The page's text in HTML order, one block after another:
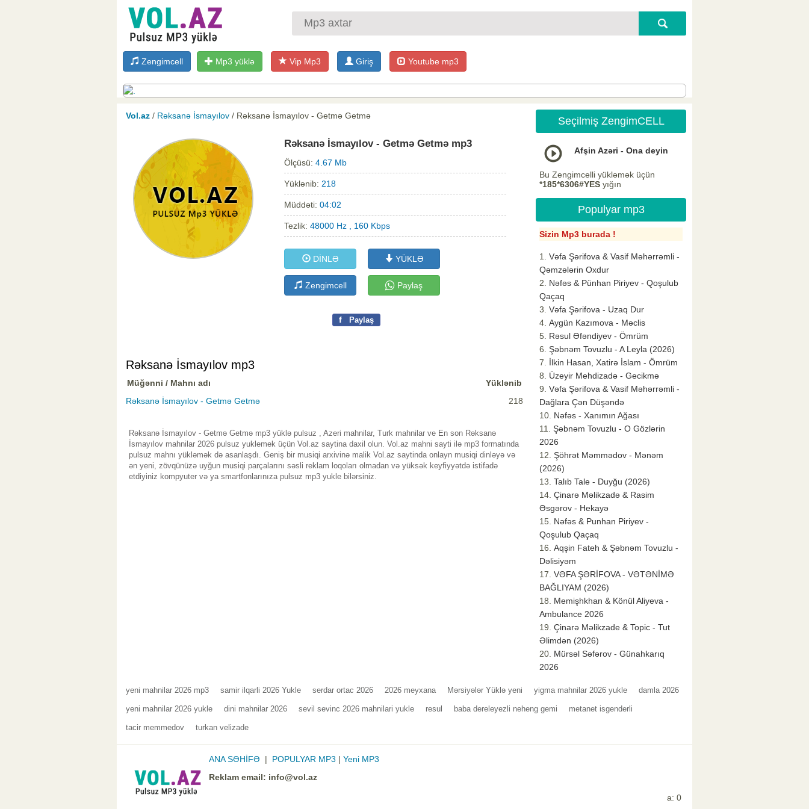
Zengimcell Mp3 yüklə Vip Mp3 Giriş Youtube mp3
Vol.az / Rəksanə İsmayılov / Rəksanə İsmayılov - Getmə Getmə
Rəksanə İsmayılov - Getmə Getmə mp3
Ölçüsü: 4.67 Mb
Yüklənib: 218
Müddəti: 04:02
Tezlik: 48000 Hz , 160 Kbps
DİNLƏ YÜKLƏ
Zengimcell Paylaş
f Paylaş
Rəksanə İsmayılov mp3
Müğənni / Mahnı adı
Yüklənib
Rəksanə İsmayılov - Getmə Getmə
218
Rəksanə İsmayılov - Getmə Getmə mp3 yüklə pulsuz , Azeri mahnilar, Turk mahnilar ve En son Rəksanə
İsmayılov mahnilar 2026 pulsuz yuklemek üçün Vol.az saytina daxil olun. Vol.az mahni sayti ilə mp3 formatında
pulsuz mahnı yükləmək də asanlaşdı. Geniş bir musiqi arxivinə malik Vol.az saytinda onlayn musiqi dinləyə və
ən yeni, zövqünüzə uyğun musiqi parçalarını səsli reklam loqoları olmadan və yüksək keyfiyyətdə istifadə
etdiyiniz kompyuter və ya smartfonlarınıza pulsuz mp3 yukle bilərsiniz.
Seçilmiş ZengimCELL
Afşin Azəri - Ona deyin
Bu Zengimcelli yükləmək üçün
*185*6306#YES yığın
Populyar mp3
Sizin Mp3 burada !
Vəfa Şərifova & Vasif Məhərrəmli -
Qəmzələrin Oxdur
Nəfəs & Pünhan Piriyev - Qoşulub
Qaçaq
Vəfa Şərifova - Uzaq Dur
Aygün Kazımova - Məclis
Rəsul Əfəndiyev - Ömrüm
Şəbnəm Tovuzlu - A Leyla (2026)
İlkin Hasan, Xatirə İslam - Ömrüm
Üzeyir Mehdizadə - Gecikmə
Vəfa Şərifova & Vasif Məhərrəmli -
Dağlara Çən Düşəndə
Nəfəs - Xanımın Ağası
Şəbnəm Tovuzlu - O Gözlərin
2026
Şöhrət Məmmədov - Mənəm
(2026)
Talıb Tale - Duyğu (2026)
Çinarə Məlikzadə & Rasim
Əsgərov - Hekayə
Nəfəs & Punhan Piriyev -
Qoşulub Qaçaq
Aqşin Fateh & Şəbnəm Tovuzlu -
Dəlisiyəm
VƏFA ŞƏRİFOVA - VƏTƏNİMƏ
BAĞLIYAM (2026)
Memişhkhan & Könül Aliyeva -
Ambulance 2026
Çinarə Məlikzade & Topic - Tut
Əlimdən (2026)
Mürsəl Səfərov - Günahkarıq
2026
yeni mahnilar 2026 mp3 samir ilqarli 2026 Yukle serdar ortac 2026 2026 meyxana Mərsiyələr Yüklə yeni yigma mahnilar 2026 yukle damla 2026
yeni mahnilar 2026 yukle dini mahnilar 2026 sevil sevinc 2026 mahnilari yukle resul baba dereleyezli neheng gemi metanet isgenderli
tacir memmedov turkan velizade
ANA SƏHİFƏ | POPULYAR MP3 | Yeni MP3
Reklam email: info@vol.az
a: 0